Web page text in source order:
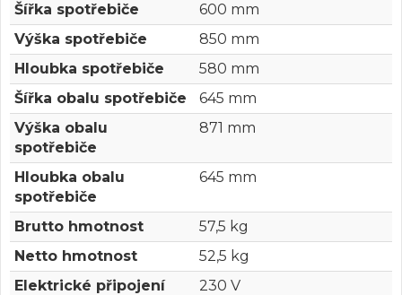
Šířka spotřebiče
600 mm
Výška spotřebiče
850 mm
Hloubka spotřebiče
580 mm
Šířka obalu spotřebiče
645 mm
Výška obalu
spotřebiče
871 mm
Hloubka obalu
spotřebiče
645 mm
Brutto hmotnost
57,5 kg
Netto hmotnost
52,5 kg
Elektrické připojení
230 V